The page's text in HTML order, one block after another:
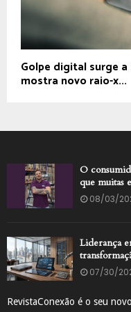
Golpe digital surge
mostra novo raio-x...
O
que muitas
08/03/
Liderança
07/30/
RevistaConexão é o seu